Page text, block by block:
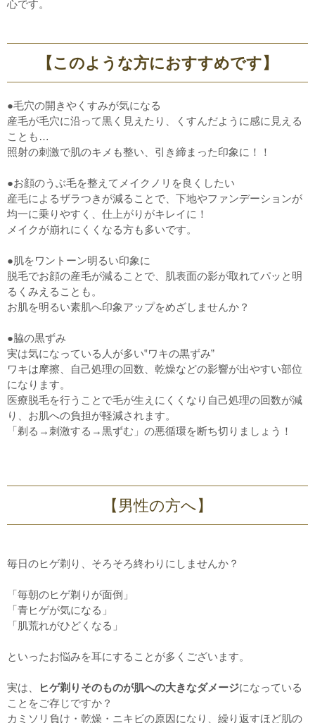
心です。
【このような方におすすめです】
●毛穴の開きやくすみが気になる
産毛が毛穴に沿って黒く見えたり、くすんだように感に見える
ことも…
照射の刺激で肌のキメも整い、引き締まった印象に！！
●お顔のうぶ毛を整えてメイクノリを良くしたい
産毛によるザラつきが減ることで、下地やファンデーションが
均一に乗りやすく、仕上がりがキレイに！
メイクが崩れにくくなる方も多いです。
●肌をワントーン明るい印象に
脱毛でお顔の産毛が減ることで、肌表面の影が取れてパッと明
るくみえることも。
お肌を明るい素肌へ印象アップをめざしませんか？
●脇の黒ずみ
実は気になっている人が多い‟ワキの黒ずみ”
ワキは摩擦、自己処理の回数、乾燥などの影響が出やすい部位
になります。
医療脱毛を行うことで毛が生えにくくなり自己処理の回数が減
り、お肌への負担が軽減されます。
「剃る→刺激する→黒ずむ」の悪循環を断ち切りましょう！
【男性の方へ】
毎日のヒゲ剃り、そろそろ終わりにしませんか？
「毎朝のヒゲ剃りが面倒」
「青ヒゲが気になる」
「肌荒れがひどくなる」
といったお悩みを耳にすることが多くございます。
実は、 ヒゲ剃りそのものが肌への大きなダメージになっている
ことをご存じですか？
カミソリ負け・乾燥・ニキビの原因になり、繰り返すほど肌の